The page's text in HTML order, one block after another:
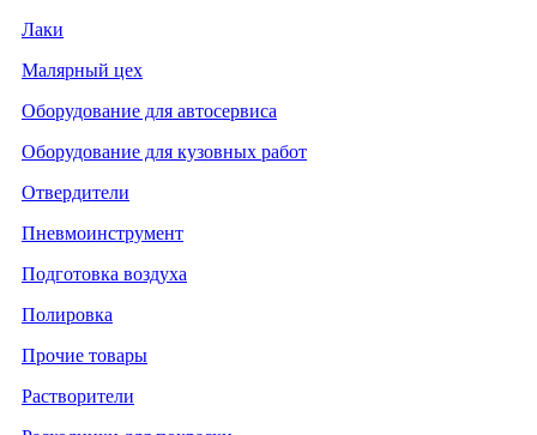
Лаки
Малярный цех
Оборудование для автосервиса
Оборудование для кузовных работ
Отвердители
Пневмоинструмент
Подготовка воздуха
Полировка
Прочие товары
Растворители